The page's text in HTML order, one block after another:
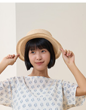
或使用他人資訊註冊。若發現